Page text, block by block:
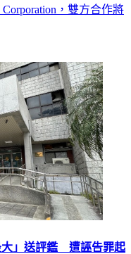
，雙方合作將
」送評鑑 遭誣告罪起